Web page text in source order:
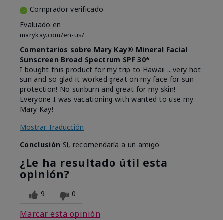
Comprador verificado
Evaluado en
marykay.com/en-us/
Comentarios sobre Mary Kay® Mineral Facial
Sunscreen Broad Spectrum SPF 30*
I bought this product for my trip to Hawaii .. very hot
sun and so glad it worked great on my face for sun
protection! No sunburn and great for my skin!
Everyone I was vacationing with wanted to use my
Mary Kay!
Mostrar Traducción
Conclusión Sí, recomendaría a un amigo
¿Le ha resultado útil esta
opinión?
9 0
Marcar esta opinión